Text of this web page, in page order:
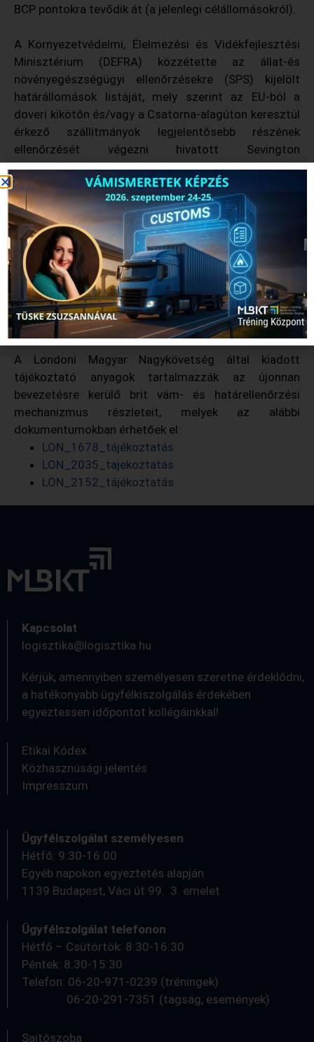
BCP pontokra tevődik át (a jelenlegi célállomásokról).
A Környezetvédelmi, Élelmezési és Vidékfejlesztési
Minisztérium (DEFRA) közzétette az állat-és
növényegészségügyi ellenőrzésekre (SPS) kijelölt
határállomások listáját, mely szerint az EU-ból a
doveri kikötőn és/vagy a Csatorna-alagúton keresztül
érkező szállítmányok legjelentősebb részének
ellenőrzését végezni hivatott Sevington
ellenőrzőállomás is megkapta működési engedélyét:
Határállomások listája
Annak érdekében, hogy a fuvarozók tájékozódjanak a
változásokról, a DEFRA kétoldalas járművezetői
tájékoztatót készített. A szórólap angolul és négy
másik nyelven: románul, bolgárul, magyarul és
lengyelül ismerteti, hogyan kapnak értesítést a
járművezetők az esetleges ellenőrzésekről:
Border Control Post szórólap
A Londoni Magyar Nagykövetség által kiadott
tájékoztató anyagok tartalmazzák az újonnan
bevezetésre kerülő brit vám- és határellenőrzési
mechanizmus részleteit, melyek az alábbi
dokumentumokban érhetőek el:
LON_1678_tájékoztatás
LON_2035_tajekoztatás
LON_2152_tájékoztatás
Kapcsolat
logisztika@logisztika.hu
Kérjük, amennyiben személyesen szeretne érdeklődni,
a hatékonyabb ügyfélkiszolgálás érdekében
egyeztessen időpontot kollégáinkkal!
Etikai Kódex
Közhasznúsági jelentés
Impresszum
Ügyfélszolgálat személyesen
Hétfő: 9:30-16:00
Egyéb napokon egyeztetés alapján
1139 Budapest, Váci út 99. 3. emelet
Ügyfélszolgálat telefonon
Hétfő – Csütörtök: 8:30-16:30
Péntek: 8:30-15:30
Telefon: 06-20-971-0239 (tréningek)
06-20-291-7351 (tagság, események)
Sajtószoba